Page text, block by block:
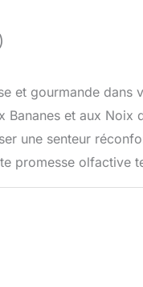
et gourmande dans
et aux Noix
une senteur
promesse olfactive